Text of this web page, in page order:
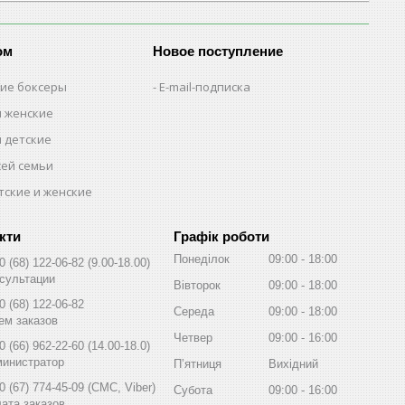
боксеры
женские
семьи
и женские
Новое поступление
E-mail-подписка
(68) 122-06-82 9.00-18.00
(68) 122-06-82
заказов
(66) 962-22-60
14.00-18.0
(67) 774-45-09 СМС, Viber
Графік роботи
Понеділок 09:00
18:00
Вівторок
09:00
18:00
Середа
09:00
18:00
Четвер
09:00
16:00
Пʼятниця
Вихідний
Субота
09:00 16:00